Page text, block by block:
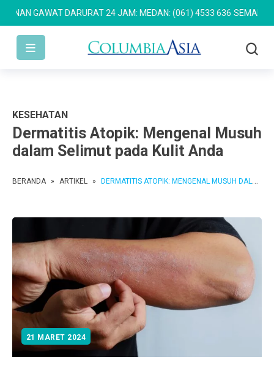
GAWAT DARURAT 24 JAM: MEDAN: (061) 4533 636 SEMARANG:
KESEHATAN
Dermatitis Atopik: Mengenal Musuh
dalam Selimut pada Kulit Anda
BERANDA » ARTIKEL » DERMATITIS ATOPIK: MENGENAL MUSUH DALAM SELIMUT PADA KULIT ANDA
21 MARET 2024